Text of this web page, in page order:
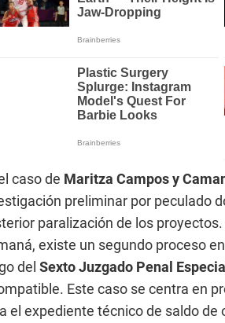
caso de Maritza Campos y
preliminar por peculado
paralización de los
existe un segundo proceso
del Sexto Juzgado Penal
Este caso se centra en
el expediente técnico de saldo de